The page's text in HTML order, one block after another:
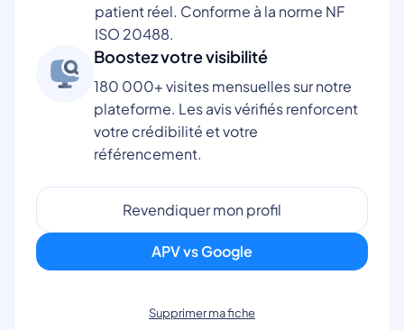
patient réel. Conforme à la norme NF
ISO 20488.
Boostez votre visibilité
180 000+ visites mensuelles sur notre
plateforme. Les avis vérifiés renforcent
votre crédibilité et votre
référencement.
Revendiquer mon profil
APV vs Google
Supprimer ma fiche